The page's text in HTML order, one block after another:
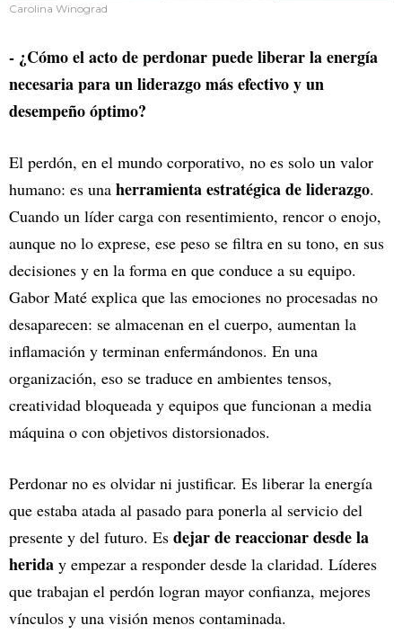
Carolina Winograd
- ¿Cómo el acto de perdonar puede liberar la energía
necesaria para un liderazgo más efectivo y un
desempeño óptimo?
El perdón, en el mundo corporativo, no es solo un valor
humano: es una herramienta estratégica de liderazgo.
Cuando un líder carga con resentimiento, rencor o enojo,
aunque no lo exprese, ese peso se filtra en su tono, en sus
decisiones y en la forma en que conduce a su equipo.
Gabor Maté explica que las emociones no procesadas no
desaparecen: se almacenan en el cuerpo, aumentan la
inflamación y terminan enfermándonos. En una
organización, eso se traduce en ambientes tensos,
creatividad bloqueada y equipos que funcionan a media
máquina o con objetivos distorsionados.
Perdonar no es olvidar ni justificar. Es liberar la energía
que estaba atada al pasado para ponerla al servicio del
presente y del futuro. Es dejar de reaccionar desde la
herida y empezar a responder desde la claridad. Líderes
que trabajan el perdón logran mayor confianza, mejores
vínculos y una visión menos contaminada.